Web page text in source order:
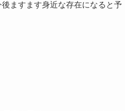
ますます身近な存在になると予